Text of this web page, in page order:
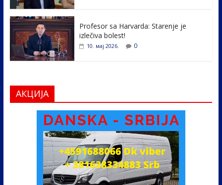
Profesor sa Harvarda: Starenje je
izlečiva bolest!
10. мај 2026. 0
АКЦИЈА